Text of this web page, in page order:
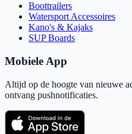
Boottrailers
Watersport Accessoires
Kano's & Kajaks
SUP Boards
Mobiele App
Altijd op de hoogte van nieuwe
ontvang pushnotificaties.